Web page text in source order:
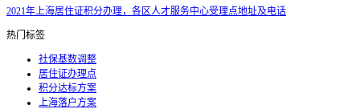
2021年上海居住证积分办理，各区人才服务中心受理点地址及电话
热门标签
社保基数调整
居住证办理点
积分达标方案
上海落户方案